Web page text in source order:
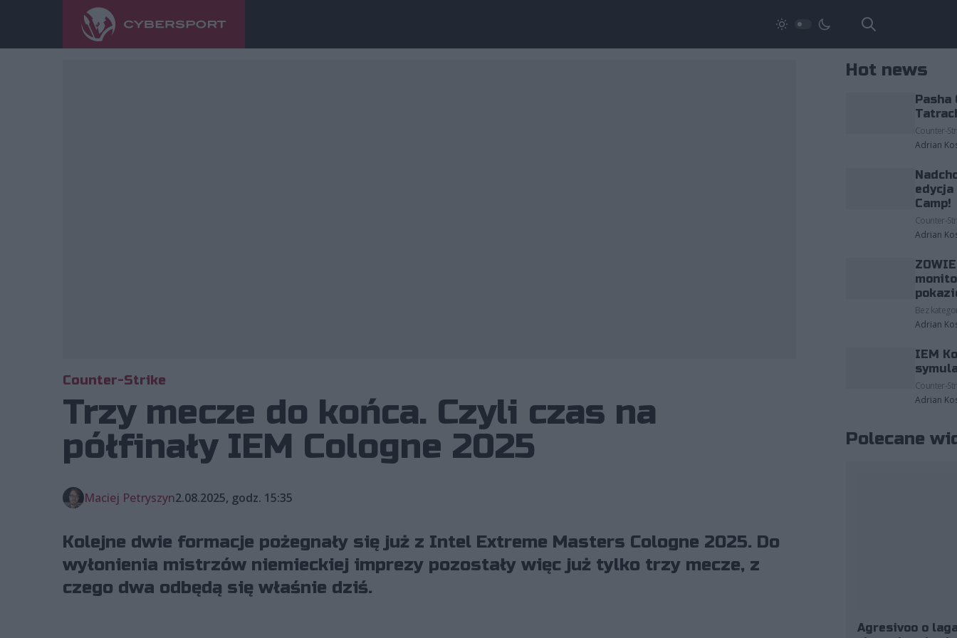
Counter-Strike
Trzy mecze do końca. Czyli czas na
półfinały IEM Cologne 2025
Maciej Petryszyn2.08.2025, godz. 15:35
Kolejne dwie formacje pożegnały się już z Intel Extreme Masters Cologne 2025. Do
wyłonienia mistrzów niemieckiej imprezy pozostały więc już tylko trzy mecze, z
czego dwa odbędą się właśnie dziś.
Hot news
Pasha
Counter-
Adrian
edycja
Camp!
Counter-
Adrian
Bez
Adrian
IEM
Counter-
Adrian
Polecane
Agresivoo o